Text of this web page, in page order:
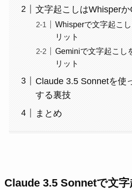
文字起こしはWhisperか
Whisperで文字起こ
リット
Geminiで文字起こし
リット
Claude 3.5 Sonnetを使
する裏技
まとめ
Claude 3.5 Sonnetで文